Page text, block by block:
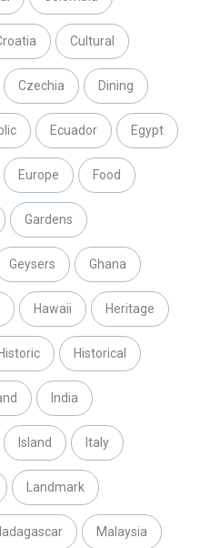
Cultural
Czechia Dining
Ecuador Egypt
Europe Food
Gardens
Geysers Ghana
Hawaii Heritage
Historic Historical
India
Island Italy
Landmark
Malaysia